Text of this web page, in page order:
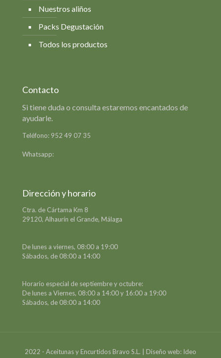
Nuestros aliños
Packs Degustación
Todos los productos
Contacto
Si tiene duda o consulta estaremos encantados de
ayudarle.
Teléfono: 952 49 07 35
Whatsapp:
Dirección y horario
Ctra. de Cártama Km 8
29120, Alhaurín el Grande, Málaga
De lunes a viernes, 08:00 a 19:00
Sábados, de 08:00 a 14:00
Horario especial de septiembre y octubre:
De lunes a Viernes, 08:00 a 14:00 y 16:00 a 19:00
Sábados, de 08:00 a 14:00
2022 - Aceitunas y Encurtidos Bravo S.L. | Diseño web: Ideo